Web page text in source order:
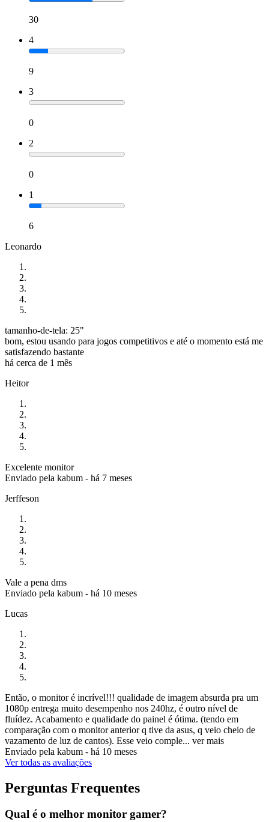
30
4
9
3
0
2
0
1
6
Leonardo
tamanho-de-tela: 25"
bom, estou usando para jogos competitivos e até o momento está me
satisfazendo bastante
há cerca de 1 mês
Heitor
Excelente monitor
Enviado pela kabum - há 7 meses
Jerffeson
Vale a pena dms
Enviado pela kabum - há 10 meses
Lucas
Então, o monitor é incrível!!! qualidade de imagem absurda pra um
1080p entrega muito desempenho nos 240hz, é outro nível de
fluídez. Acabamento e qualidade do painel é ótima. (tendo em
comparação com o monitor anterior q tive da asus, q veio cheio de
vazamento de luz de cantos). Esse veio comple... ver mais
Enviado pela kabum - há 10 meses
Ver todas as avaliações
Perguntas Frequentes
Qual é o melhor monitor gamer?